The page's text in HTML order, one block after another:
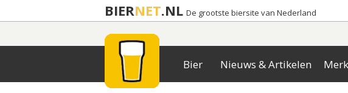
BIERNET.NL De grootste biersite van Nederland
Bier Nieuws & Artikelen